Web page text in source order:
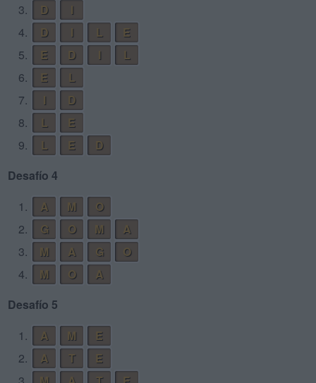
3.
D
4.
D L
E
5.
E D
L
6.
E
L
7.
D
8.
L
E
9.
L E
D
Desafío 4
1.
A M
O
2.
G O M
A
3.
M A G
O
4.
M O
A
Desafío 5
1.
A M
E
2.
A T
E